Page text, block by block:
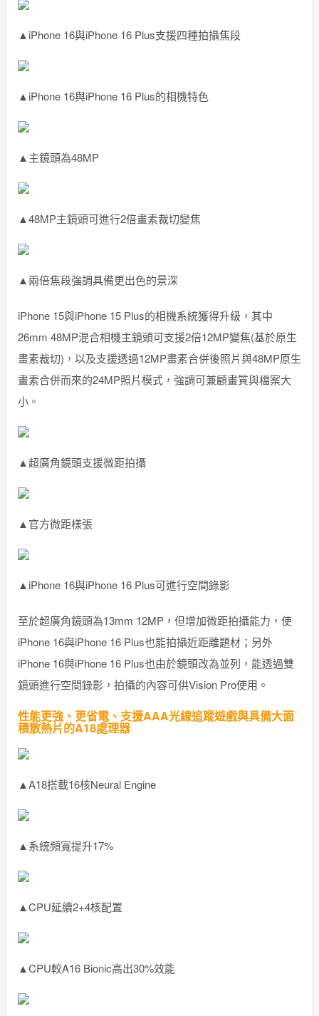
▲iPhone 16與iPhone 16 Plus支援四種拍攝焦段
▲iPhone 16與iPhone 16 Plus的相機特色
▲主鏡頭為48MP
▲48MP主鏡頭可進行2倍畫素裁切變焦
▲兩倍焦段強調具備更出色的景深
iPhone 15與iPhone 15 Plus的相機系統獲得升級，其中
26mm 48MP混合相機主鏡頭可支援2倍12MP變焦(基於原生
畫素裁切)，以及支援透過12MP畫素合併後照片與48MP原生
畫素合併而來的24MP照片模式，強調可兼顧畫質與檔案大
小。
▲超廣角鏡頭支援微距拍攝
▲官方微距樣張
▲iPhone 16與iPhone 16 Plus可進行空間錄影
至於超廣角鏡頭為13mm 12MP，但增加微距拍攝能力，使
iPhone 16與iPhone 16 Plus也能拍攝近距離題材；另外
iPhone 16與iPhone 16 Plus也由於鏡頭改為並列，能透過雙
鏡頭進行空間錄影，拍攝的內容可供Vision Pro使用。
性能更強、更省電、支援AAA光線追蹤遊戲與具備大面
積散熱片的A18處理器
▲A18搭載16核Neural Engine
▲系統頻寬提升17%
▲CPU延續2+4核配置
▲CPU較A16 Bionic高出30%效能